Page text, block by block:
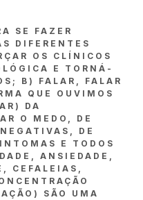
SE FAZER
DIFERENTES
OS CLÍNICOS
E TORNÁ-
B) FALAR, FALAR
QUE OUVIMOS
DA
O MEDO, DE
DE
E TODOS
ANSIEDADE,
CEFALEIAS,
SÃO UMA